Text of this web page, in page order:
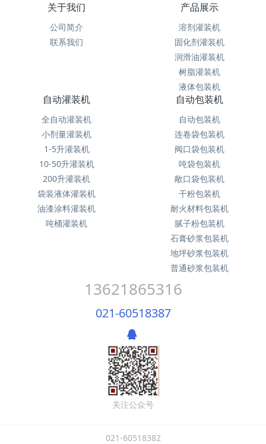
关于我们
公司简介
联系我们
产品展示
溶剂灌装机
固化剂灌装机
润滑油灌装机
树脂灌装机
液体包装机
自动灌装机
全自动灌装机
小剂量灌装机
1-5升灌装机
10-50升灌装机
200升灌装机
袋装液体灌装机
油漆涂料灌装机
吨桶灌装机
自动包装机
自动包装机
连卷袋包装机
阀口袋包装机
吨袋包装机
敞口袋包装机
干粉包装机
耐火材料包装机
腻子粉包装机
石膏砂浆包装机
地坪砂浆包装机
普通砂浆包装机
13621865316
021-60518387
关注公众号
021-60518382